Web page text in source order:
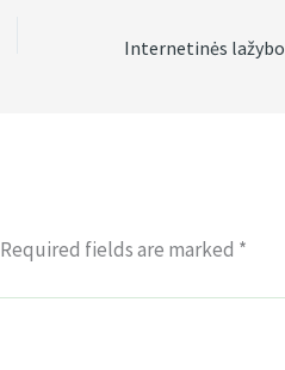
Required fields are marked *